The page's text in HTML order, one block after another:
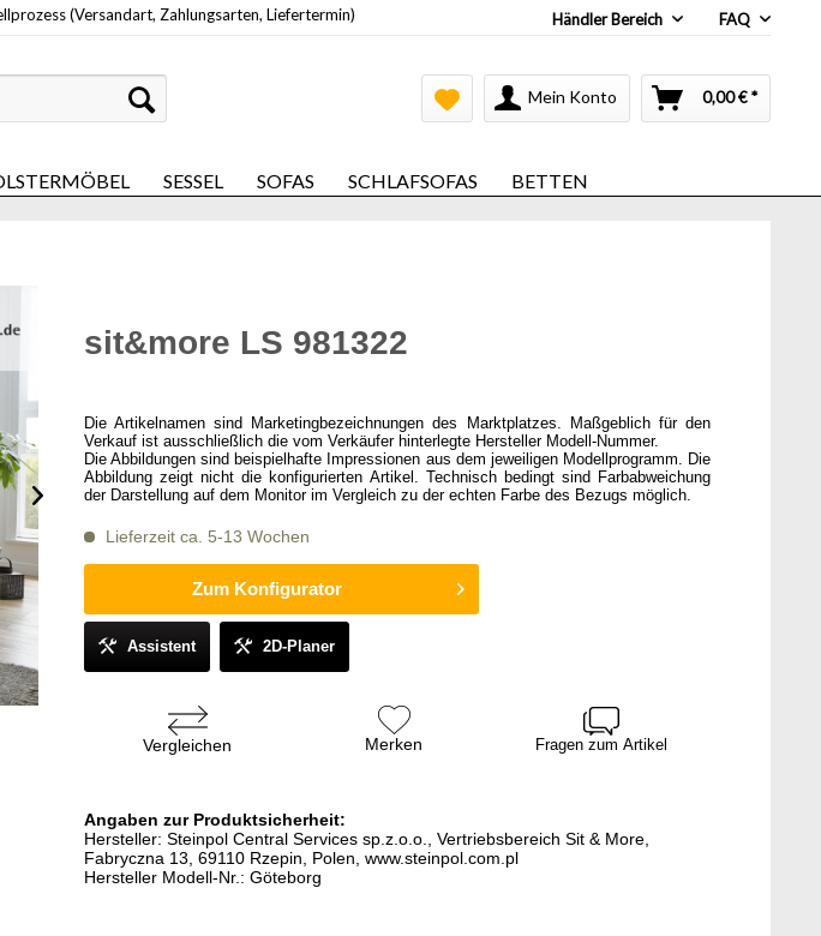
(Versandart, Zahlungsarten, Liefertermin) Händler Bereich FAQ
Mein Konto 0,00 € *
SESSEL SOFAS SCHLAFSOFAS BETTEN
sit&more LS 981322
Die Artikelnamen sind Marketingbezeichnungen des Marktplatzes. Maßgeblich für den
Verkauf ist ausschließlich die vom Verkäufer hinterlegte Hersteller Modell-Nummer.
Die Abbildungen sind beispielhafte Impressionen aus dem jeweiligen Modellprogramm. Die
Abbildung zeigt nicht die konfigurierten Artikel. Technisch bedingt sind Farbabweichung
der Darstellung auf dem Monitor im Vergleich zu der echten Farbe des Bezugs möglich.
Lieferzeit ca. 5-13 Wochen
Zum Konfigurator
Assistent 2D-Planer
Vergleichen Merken Fragen zum Artikel
Angaben zur Produktsicherheit:
Hersteller: Steinpol Central Services sp.z.o.o., Vertriebsbereich Sit & More,
Fabryczna 13, 69110 Rzepin, Polen, www.steinpol.com.pl
Hersteller Modell-Nr.: Göteborg